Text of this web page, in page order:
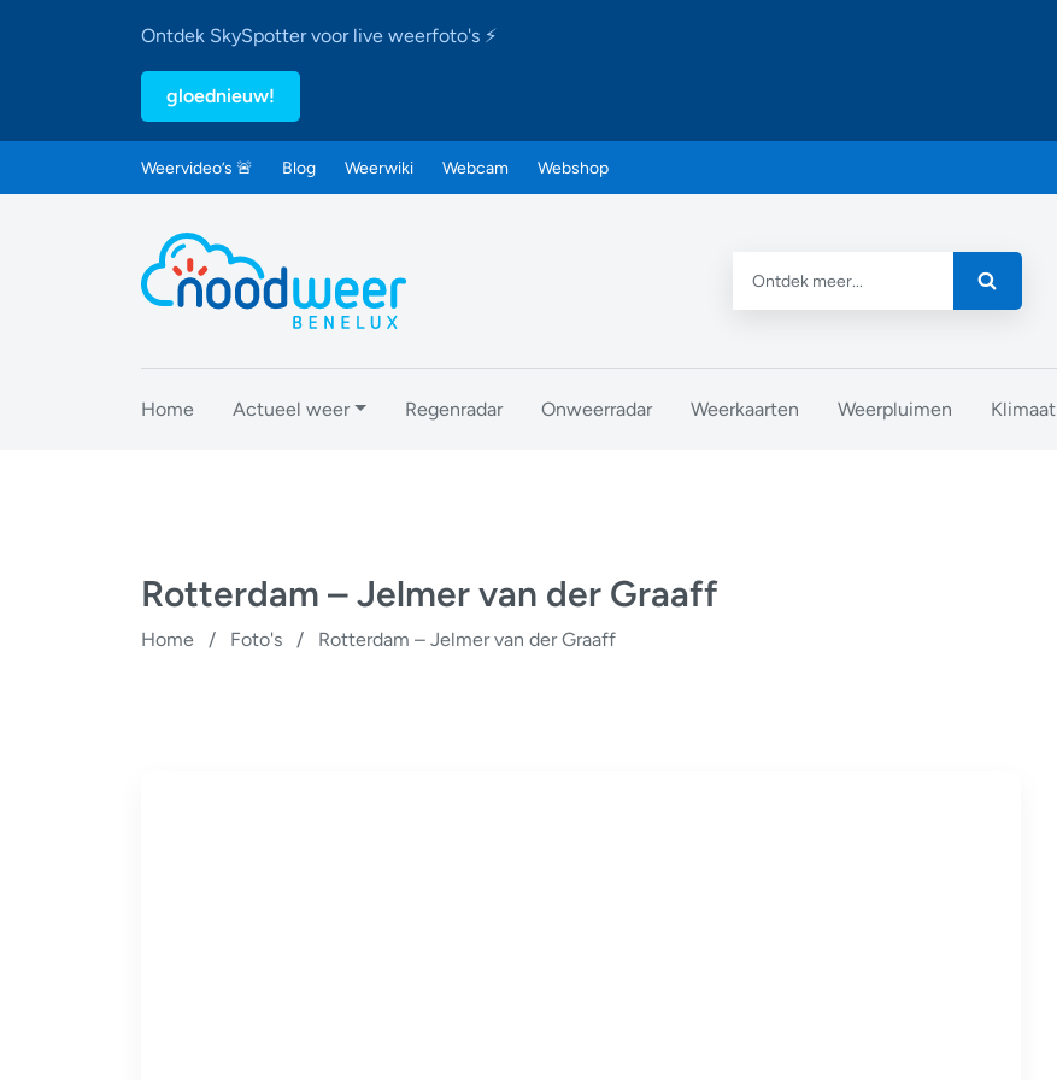
Ontdek SkySpotter voor live weerfoto's ⚡
gloednieuw!
Weervideo’s 🚨 Blog Weerwiki Webcam Webshop
Home Actueel weer Regenradar Onweerradar Weerkaarten Weerpluimen Klimaat
Rotterdam – Jelmer van der Graaff
Home / Foto's / Rotterdam – Jelmer van der Graaff